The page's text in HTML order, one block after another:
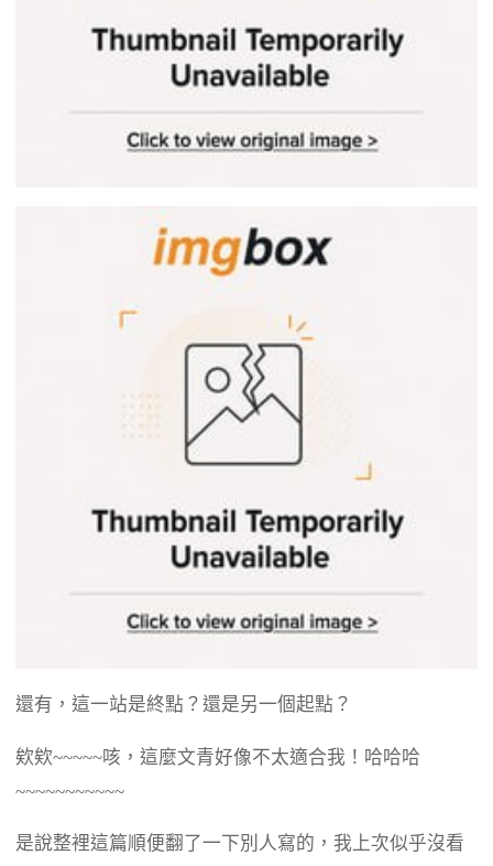
還有，這一站是終點？還是另一個起點？
欸欸~~~~~咳，這麼文青好像不太適合我！哈哈哈
~~~~~~~~~~~
是說整裡這篇順便翻了一下別人寫的，我上次似乎沒看